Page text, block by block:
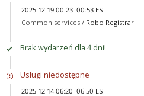
2025-12-19 00:23–00:53 EST
Common services / Robo Registrar
Brak wydarzeń dla 4 dni!
Usługi niedostępne
2025-12-14 06:20–06:50 EST